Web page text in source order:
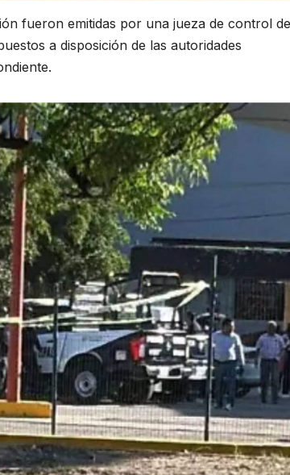
fueron emitidas por una jueza de control
a disposición de las autoridades